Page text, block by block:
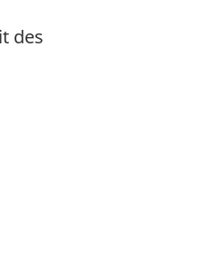
des